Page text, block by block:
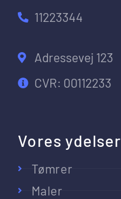
11223344
Adressevej 123
CVR: 00112233
Vores ydelser
Tømrer
Maler